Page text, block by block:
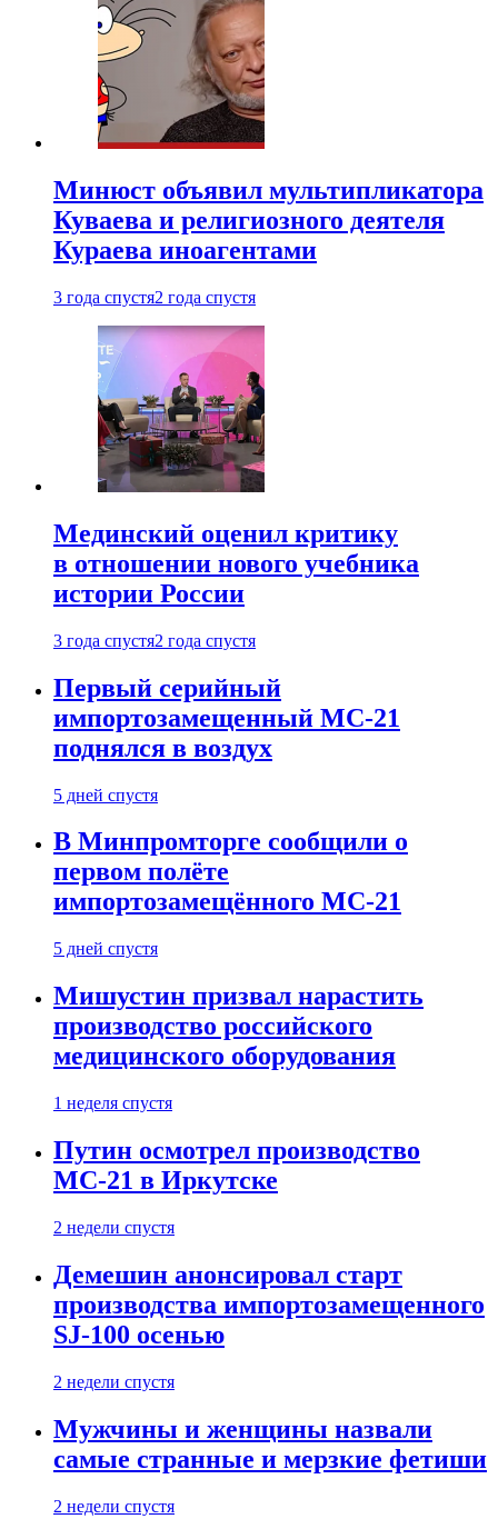
Минюст объявил мультипликатора
Куваева и религиозного деятеля
Кураева иноагентами
3 года спустя2 года спустя
Мединский оценил критику
в отношении нового учебника
истории России
3 года спустя2 года спустя
Первый серийный
импортозамещенный МС-21
поднялся в воздух
5 дней спустя
В Минпромторге сообщили о
первом полёте
импортозамещённого МС-21
5 дней спустя
Мишустин призвал нарастить
производство российского
медицинского оборудования
1 неделя спустя
Путин осмотрел производство
МС-21 в Иркутске
2 недели спустя
Демешин анонсировал старт
производства импортозамещенного
SJ-100 осенью
2 недели спустя
Мужчины и женщины назвали
самые странные и мерзкие фетиши
2 недели спустя